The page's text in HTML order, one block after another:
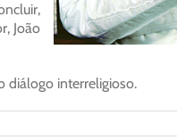
João
diálogo interreligioso.